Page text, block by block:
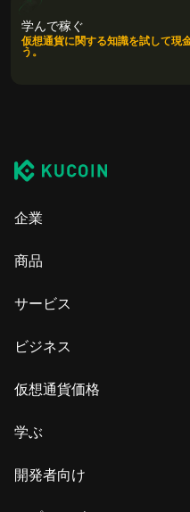
学んで稼ぐ
仮想通貨に関する知識を試して現
う。
企業
商品
サービス
ビジネス
仮想通貨価格
学ぶ
開発者向け